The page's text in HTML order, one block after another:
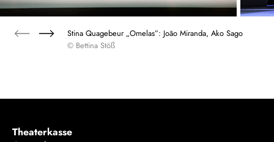
Stina Quagebeur „Omelas”: João Miranda, Ako Sago
© Bettina Stöß
Theaterkasse